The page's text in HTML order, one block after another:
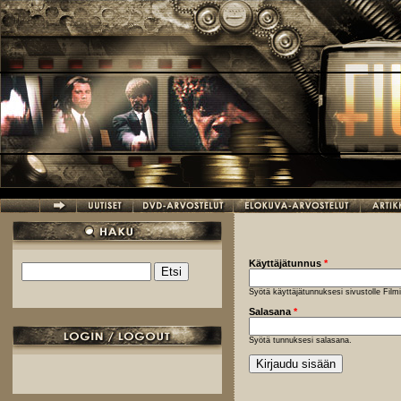
Hyppää pääsisältöön
Hakulomake
Käyttäjätunnus *
Syötä käyttäjätunnuksesi sivustolle
Salasana *
Syötä tunnuksesi salasana.